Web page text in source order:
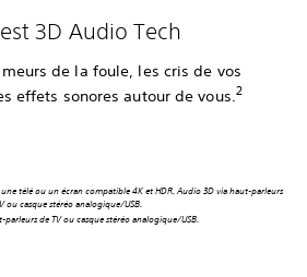
3D Audio Tech
de la foule, les cris de vos
effets sonores autour de vous.2
télé ou un écran compatible 4K et HDR. Audio 3D via haut-parleurs
ou casque stéréo analogique/USB.
de TV ou casque stéréo analogique/USB.